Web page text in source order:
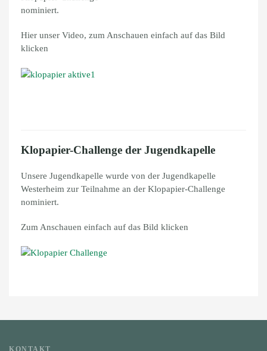
nominiert.
Hier unser Video, zum Anschauen einfach auf das Bild
klicken
Klopapier-Challenge der Jugendkapelle
Unsere Jugendkapelle wurde von der Jugendkapelle
Westerheim zur Teilnahme an der Klopapier-Challenge
nominiert.
Zum Anschauen einfach auf das Bild klicken